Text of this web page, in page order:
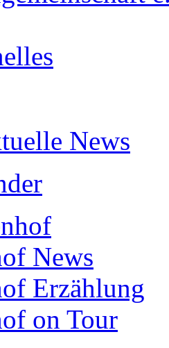
News
News
Erzählung
on Tour